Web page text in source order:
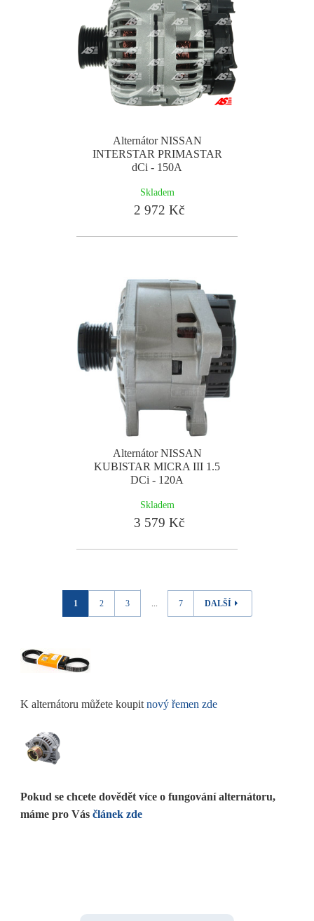
Alternátor NISSAN
INTERSTAR PRIMASTAR
dCi - 150A
Skladem
2 972 Kč
Alternátor NISSAN
KUBISTAR MICRA III 1.5
DCi - 120A
Skladem
3 579 Kč
1 2 3 ... 7 DALŠÍ
K alternátoru můžete koupit nový řemen zde
Pokud se chcete dovědět více o fungování alternátoru,
máme pro Vás článek zde